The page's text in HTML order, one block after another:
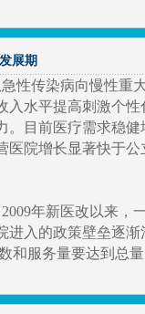
展期
性传染病向慢性重
入水平提高刺激个性
。目前医疗需求稳健
医院增长显著快于公
年新医改以来，
进入的政策壁垒逐渐
和服务量要达到总